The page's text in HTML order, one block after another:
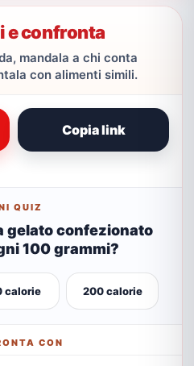
e confronta
mandala a chi conta
con alimenti simili.
Copia link
QUIZ
gelato confezionato
100 grammi?
calorie 200 calorie
CON